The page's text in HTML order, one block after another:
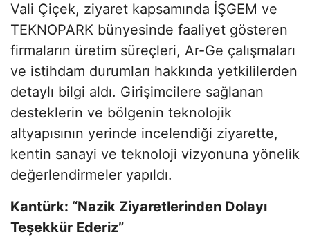
Vali Çiçek, ziyaret kapsamında İŞGEM ve
TEKNOPARK bünyesinde faaliyet gösteren
firmaların üretim süreçleri, Ar-Ge çalışmaları
ve istihdam durumları hakkında yetkililerden
detaylı bilgi aldı. Girişimcilere sağlanan
desteklerin ve bölgenin teknolojik
altyapısının yerinde incelendiği ziyarette,
kentin sanayi ve teknoloji vizyonuna yönelik
değerlendirmeler yapıldı.
Kantürk: “Nazik Ziyaretlerinden Dolayı
Teşekkür Ederiz”